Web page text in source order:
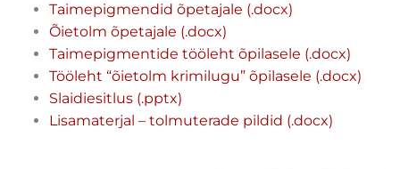
Kontaktid
Tööpakkumised
Taimepigmendid õpetajale (.docx)
Õietolm õpetajale (.docx)
Taimepigmentide tööleht õpilasele (.docx)
Tööleht “õietolm krimilugu” õpilasele (.docx)
Slaidiesitlus (.pptx)
Lisamaterjal – tolmuterade pildid (.docx)